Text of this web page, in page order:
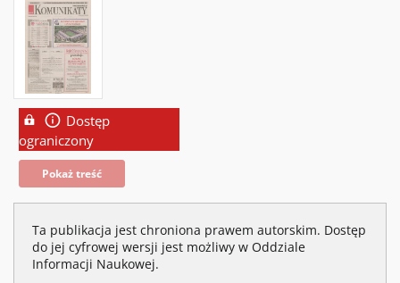
Dostęp
ograniczony
Pokaż treść
Ta publikacja jest chroniona prawem autorskim. Dostęp
do jej cyfrowej wersji jest możliwy w Oddziale
Informacji Naukowej.